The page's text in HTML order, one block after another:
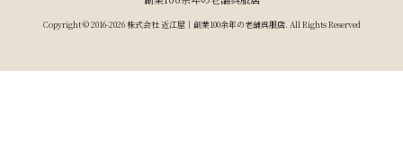
Copyright © 2016-2026 株式会社 近江屋｜創業100余年の老舗呉服店. All Rights Reserved